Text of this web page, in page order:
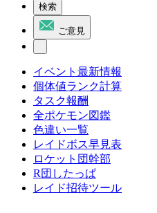
検索
ご意見
イベント最新情報
個体値ランク計算
タスク報酬
全ポケモン図鑑
色違い一覧
レイドボス早見表
ロケット団幹部
R団したっぱ
レイド招待ツール